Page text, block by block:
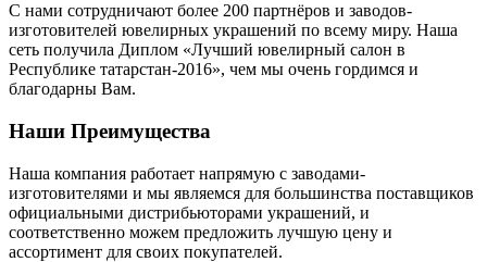
С нами сотрудничают более 200 партнёров и заводов-
изготовителей ювелирных украшений по всему миру. Наша
сеть получила Диплом «Лучший ювелирный салон в
Республике татарстан-2016», чем мы очень гордимся и
благодарны Вам.
Наши Преимущества
Наша компания работает напрямую с заводами-
изготовителями и мы являемся для большинства поставщиков
официальными дистрибьюторами украшений, и
соответственно можем предложить лучшую цену и
ассортимент для своих покупателей.